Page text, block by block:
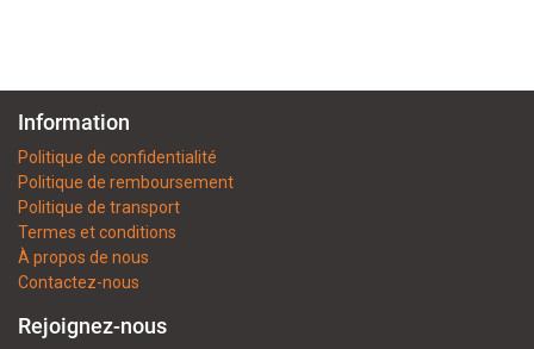
Information
Politique de confidentialité
Politique de remboursement
Politique de transport
Termes et conditions
À propos de nous
Contactez-nous
Rejoignez-nous